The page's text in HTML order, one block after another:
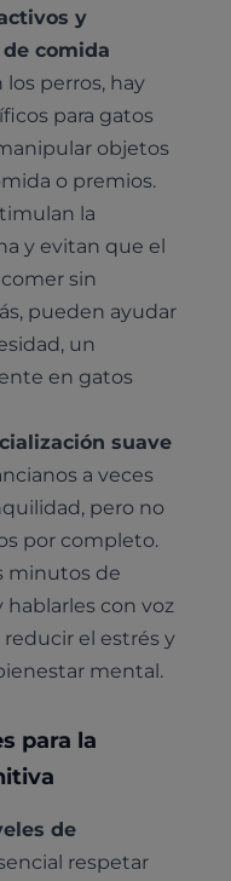
y
comida
perros, hay
para gatos
objetos
o premios.
la
y evitan que el
sin
pueden ayudar
un
en gatos
suave
a veces
pero no
por completo.
minutos de
hablarles con voz
el estrés y
mental.
para la
de
respetar